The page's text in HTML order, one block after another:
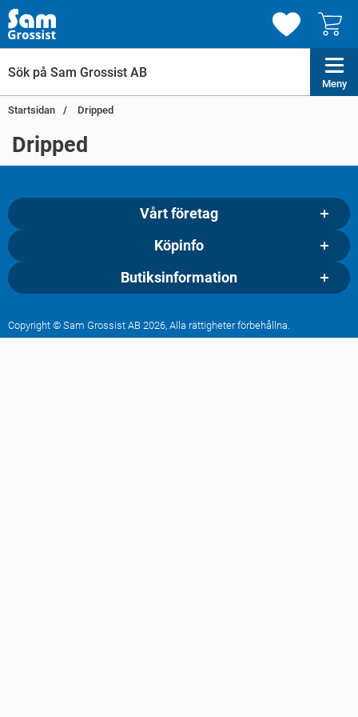
Meny
Startsidan Dripped
Dripped
Vårt företag
Köpinfo
Butiksinformation
Copyright © Sam Grossist AB 2026, Alla rättigheter förbehållna.